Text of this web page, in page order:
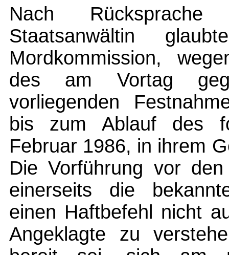
Nach
Staatsanwältin
Mordkommission,
des am Vortag
vorliegenden
bis zum Ablauf des
Februar 1986, in ihrem
Die Vorführung vor
einerseits die
einen Haftbefehl nicht
Angeklagte zu